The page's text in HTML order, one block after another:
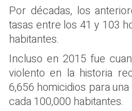
Por décadas, los
tasas entre los 41 y 103
habitantes.
Incluso en 2015 fue
violento en la historia
6,656 homicidios para
cada 100,000 habitantes.